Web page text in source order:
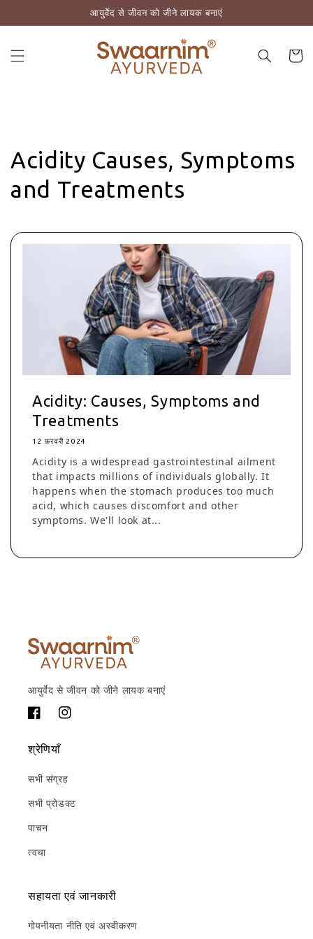
सामग्री पर बढ़ने के लिएआयुर्वेद से जीवन को जीने लायक बनाएं
कार्ट
Acidity Causes, Symptoms
and Treatments
Acidity: Causes, Symptoms and
Treatments
12 फ़रवरी 2024
Acidity is a widespread gastrointestinal ailment
that impacts millions of individuals globally. It
happens when the stomach produces too much
acid, which causes discomfort and other
symptoms. We'll look at...
आयुर्वेद से जीवन को जीने लायक बनाएं
फेसबुक Instagram
श्रेणियाँ
सभी संग्रह
सभी प्रोडक्ट
पाचन
त्वचा
सहायता एवं जानकारी
गोपनीयता नीति एवं अस्वीकरण